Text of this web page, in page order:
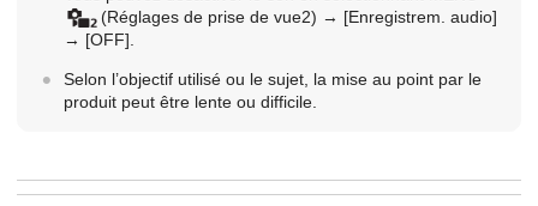
(Réglages de prise de vue2) → [Enregistrem. audio]
→ [OFF]
Selon l’objectif utilisé ou le sujet, la mise au point par le
produit peut être lente ou difficile.